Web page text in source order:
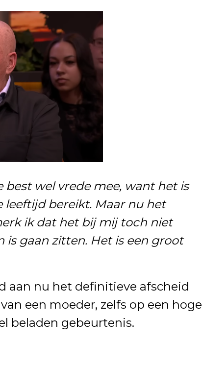
best wel vrede mee, want het is
bereikt. Maar nu het
ik dat het bij mij toch niet
is gaan zitten. Het is een groot
aan nu het definitieve afscheid
een moeder, zelfs op een hoge
beladen gebeurtenis.